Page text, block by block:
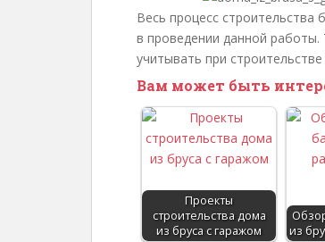
Весь процесс строительства
в проведении данной
учитывать при
Вам может быть
Проекты
строительства дома
из бруса с гаражом
из